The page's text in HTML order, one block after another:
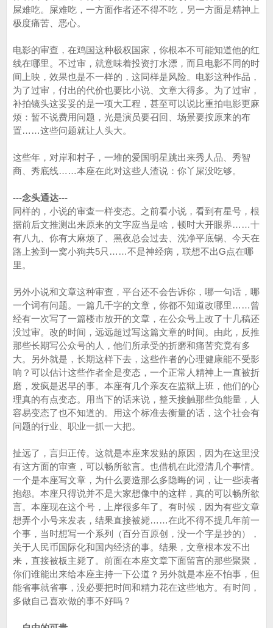
屎难吃。屎难吃，一方面作者还不得不吃，另一方面是精神上
极度痛苦、恶心。
电影的审查，在鸡国这种极权国家，你根本不可能知道他的红
线在哪里。不过审，就意味着投资打水漂，而且电影不同的时
间上映，效果也是不一样的，这同样是风险。电影这种作品，
为了过审，付出的代价也要比小说、文章大得多。为了过审，
补拍镜头这妥妥的是一项大工程，甚至可以说比重拍电影更麻
烦：暂不说费用问题，光是演员要召回、场景要按原来的布
置……这些问题就让人头大。
这些年，对岸和村子，一堆的爱国明星跳出来秀人品、秀智
商、秀底线……本座在此对这些人渣说：你丫屎没吃够。
---念头通达---
同样的，小说的审查一样变态。之前看小说，看到有星号，根
据前后文推测出来原来的文字应当是啥，顿时大开眼界……十
有八九、你有大麻烦了、黑夜总会过去、洗净平底锅、今天在
路上捡到一窝小狗共5只……不是神经病，联想不出G点在哪
里。
另外小说和文章这种审查，平台还不会告诉你，哪一句话，哪
一个词有问题。一篇几千字的文章，你都不知道改哪里……曾
经有一次写了一篇楼市放开的文章，在公众号上改了十几稿还
没过审。改的时间，远远超过写这篇文章的时间。由此，反推
那些长期写公众号的人，他们所承受的折磨和痛苦究竟有多
大。另外就是，长期这样下去，这些作者的心理健康能不受影
响？可以估计这些作者全是变态，一个正常人精神上一直被折
磨，发疯是迟早的事。本座有几个亲友在监狱上班，他们的心
理真的有点变态。用当下的话来说，整天接触那些负能量，人
容易变态了也不知道的。用这个标准去衡量的话，这个社会有
问题的行业、职业一抓一大把。
扯远了，言归正传。这就是本座来发贴的原因，因为在这里没
有这方面的审查，可以畅所欲言。也借机在此澄清几个事情。
一个是本座写文章，为什么要造那么多隐晦的词，让一些读者
抱怨。本座只得说并不是大家想像中的这样，真的可以畅所欲
言。本座现在这个号，上岸很多年了。有时候，因为有些文章
想弄个小号来发表，结果直接被毙……在此不得不提几年前一
个事，当时想写一个系列（百分百原创，没一个字是抄的），
关于人民币国际化和国内经济的事。结果，文章根本发不出
来，直接被板主毙了。前面在本座文章下面留言的那些聚聚，
你们谁能出来给本座主持一下公道？另外就是本座不怕事，但
能省事就省事，没必要把时间和精力花在这些地方。有时间，
多做自己喜欢做的事不好吗？